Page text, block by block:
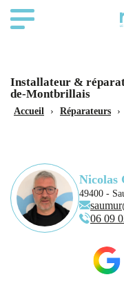
Installateur &
de-Montbrillais
Accueil › Réparateurs ›
Nicolas
49400 -
06 09